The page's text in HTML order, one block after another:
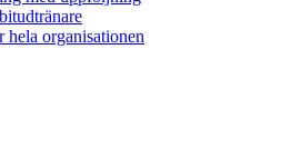
hela organisationen